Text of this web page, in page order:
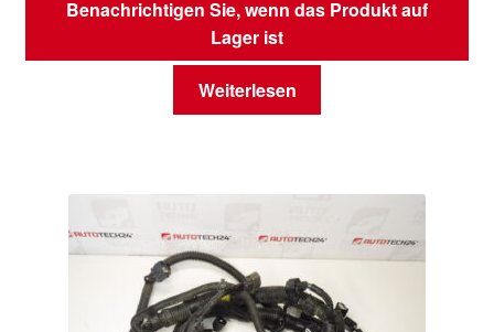
Benachrichtigen Sie, wenn das Produkt auf
Lager ist
Weiterlesen